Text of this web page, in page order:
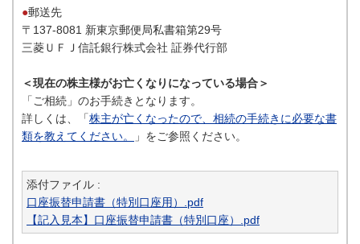
●郵送先
〒137-8081 新東京郵便局私書箱第29号
三菱ＵＦＪ信託銀行株式会社 証券代行部
＜現在の株主様がお亡くなりになっている場合＞
「ご相続」のお手続きとなります。
詳しくは、「株主が亡くなったので、相続の手続きに必要な書
類を教えてください。
」をご参照ください。
添付ファイル :
口座振替申請書（特別口座用）.pdf
【記入見本】口座振替申請書（特別口座）.pdf